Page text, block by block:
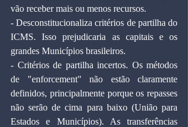
vão receber mais ou menos recursos.
- Desconstitucionaliza critérios de partilha do
ICMS. Isso prejudicaria as capitais e os
grandes Municípios brasileiros.
- Critérios de partilha incertos. Os métodos
de "enforcement" não estão claramente
definidos, principalmente porque os repasses
não serão de cima para baixo (União para
Estados e Municípios). As transferências